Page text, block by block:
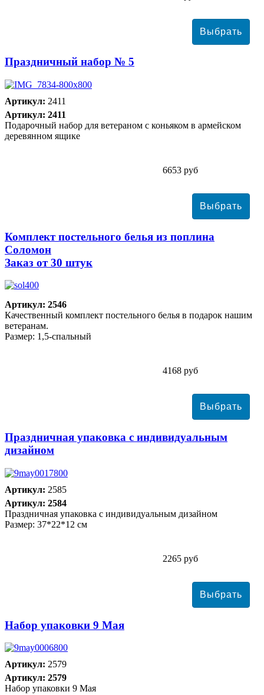
Праздничный набор № 5
Артикул: 2411
Артикул: 2411
Подарочный набор для ветераном с коньяком в армейском
деревянном ящике
6653 руб
Комплект постельного белья из поплина
Соломон
Заказ от 30 штук
Артикул: 2546
Качественный комплект постельного белья в подарок нашим
ветеранам.
Размер: 1,5-спальный
4168 руб
Праздничная упаковка с индивидуальным
дизайном
Артикул: 2585
Артикул: 2584
Праздничная упаковка с индивидуальным дизайном
Размер: 37*22*12 см
2265 руб
Набор упаковки 9 Мая
Артикул: 2579
Артикул: 2579
Набор упаковки 9 Мая